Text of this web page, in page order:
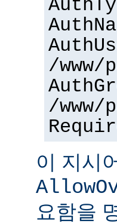
/
/
이 지시
요함을